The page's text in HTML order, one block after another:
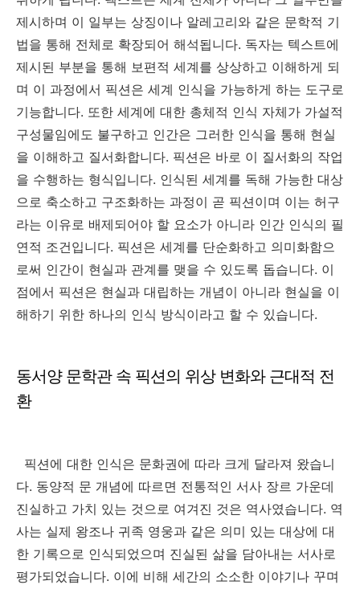
제시하며 이 일부는 상징이나 알레고리와 같은 문학적 기
법을 통해 전체로 확장되어 해석됩니다. 독자는 텍스트에
제시된 부분을 통해 보편적 세계를 상상하고 이해하게 되
며 이 과정에서 픽션은 세계 인식을 가능하게 하는 도구로
기능합니다. 또한 세계에 대한 총체적 인식 자체가 가설적
구성물임에도 불구하고 인간은 그러한 인식을 통해 현실
을 이해하고 질서화합니다. 픽션은 바로 이 질서화의 작업
을 수행하는 형식입니다. 인식된 세계를 독해 가능한 대상
으로 축소하고 구조화하는 과정이 곧 픽션이며 이는 허구
라는 이유로 배제되어야 할 요소가 아니라 인간 인식의 필
연적 조건입니다. 픽션은 세계를 단순화하고 의미화함으
로써 인간이 현실과 관계를 맺을 수 있도록 돕습니다. 이
점에서 픽션은 현실과 대립하는 개념이 아니라 현실을 이
해하기 위한 하나의 인식 방식이라고 할 수 있습니다.
동서양 문학관 속 픽션의 위상 변화와 근대적 전
환
픽션에 대한 인식은 문화권에 따라 크게 달라져 왔습니
다. 동양적 문 개념에 따르면 전통적인 서사 장르 가운데
진실하고 가치 있는 것으로 여겨진 것은 역사였습니다. 역
사는 실제 왕조나 귀족 영웅과 같은 의미 있는 대상에 대
한 기록으로 인식되었으며 진실된 삶을 담아내는 서사로
평가되었습니다. 이에 비해 세간의 소소한 이야기나 꾸며